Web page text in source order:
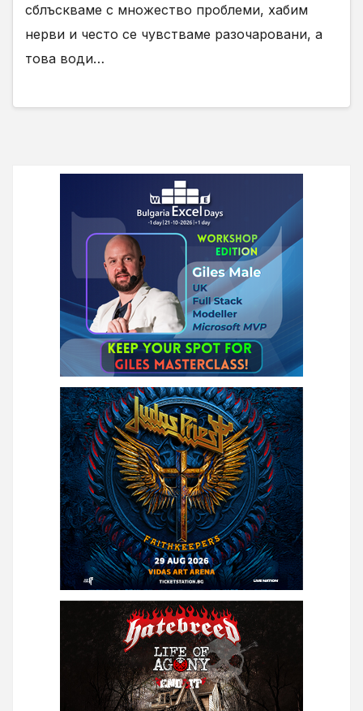
сблъскваме с множество проблеми, хабим
нерви и често се чувстваме разочаровани, а
това води…